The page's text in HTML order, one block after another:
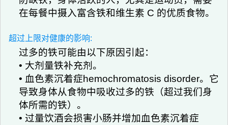
在每餐中摄入富含铁和维生素 C 的优质食物。
超过上限对健康的影响:
过多的铁可能由以下原因引起：
• 大剂量铁补充剂。
• 血色素沉着症hemochromatosis disorder。它
导致身体从食物中吸收过多的铁（超过我们身
体所需的铁）。
• 过量饮酒会损害小肠并增加血色素沉着症